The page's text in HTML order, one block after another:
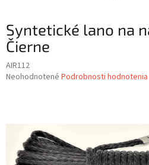
Syntetické lano na
Čierne
AIR112
Priemerné
hviezdičiek.
Neohodnotené Podrobnosti hodnotenia